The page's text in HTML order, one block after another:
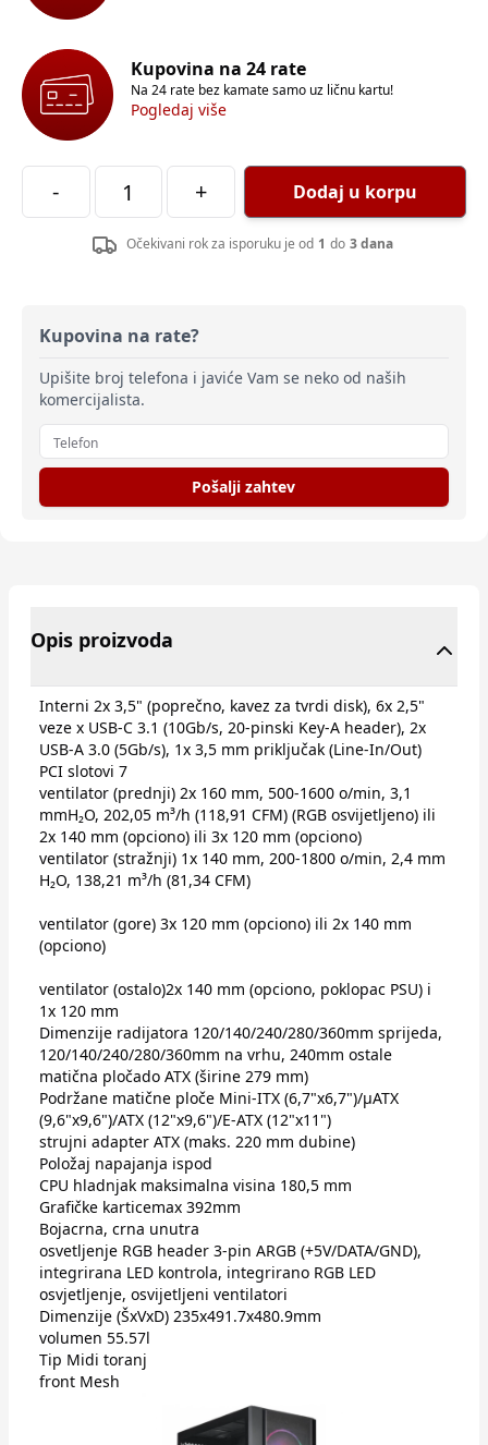
Kupovina na 24 rate
Na 24 rate bez kamate samo uz ličnu kartu!
Pogledaj više
- + Dodaj u korpu
Očekivani rok za isporuku je od 1 do 3 dana
Kupovina na rate?
Upišite broj telefona i javiće Vam se neko od naših
komercijalista.
Pošalji zahtev
Opis proizvoda
Interni 2x 3,5" (poprečno, kavez za tvrdi disk), 6x 2,5"
veze x USB-C 3.1 (10Gb/​s, 20-pinski Key-A header), 2x
USB-A 3.0 (5Gb/​s), 1x 3,5 mm priključak (Line-In/​Out)
PCI slotovi 7
ventilator (prednji) 2x 160 mm, 500-1600 o/min, 3,1
mmH₂O, 202,05 m³/​h (118,91 CFM) (RGB osvijetljeno) ili
2x 140 mm (opciono) ili 3x 120 mm (opciono)
ventilator (stražnji) 1x 140 mm, 200-1800 o/min, 2,4 mm
H₂O, 138,21 m³/​h (81,34 CFM)
ventilator (gore) 3x 120 mm (opciono) ili 2x 140 mm
(opciono)
ventilator (ostalo)2x 140 mm (opciono, poklopac PSU) i
1x 120 mm
Dimenzije radijatora 120/​140/​240/​280/​360mm sprijeda,
120/​140/​240/​280/​360mm na vrhu, 240mm ostale
matična pločado ATX (širine 279 mm)
Podržane matične ploče Mini-ITX (6,7"x6,7")/µATX
(9,6"x9,6")/ATX (12"x9,6")/E-ATX (12"x11")
strujni adapter ATX (maks. 220 mm dubine)
Položaj napajanja ispod
CPU hladnjak maksimalna visina 180,5 mm
Grafičke karticemax 392mm
Bojacrna, crna unutra
osvetljenje RGB header 3-pin ARGB (+5V/​DATA/​GND),
integrirana LED kontrola, integrirano RGB LED
osvjetljenje, osvijetljeni ventilatori
Dimenzije (ŠxVxD) 235x491.7x480.9mm
volumen 55.57l
Tip Midi toranj
front Mesh